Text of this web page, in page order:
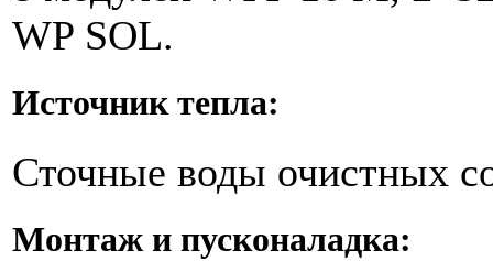
WP SOL.
Источник тепла:
Сточные воды очистных
Монтаж и пусконаладка: